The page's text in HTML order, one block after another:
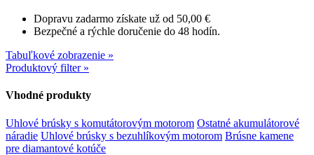
Dopravu zadarmo získate už od 50,00 €
Bezpečné a rýchle doručenie do 48 hodín.
Tabuľkové zobrazenie »
Produktový filter »
Vhodné produkty
Uhlové brúsky s komutátorovým motorom Ostatné akumulátorové
náradie Uhlové brúsky s bezuhlíkovým motorom Brúsne kamene
pre diamantové kotúče